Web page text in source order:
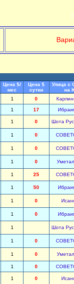
Цена $/
мес
Цена $
сутки
Улица с
на
1 0
1 17
1 0 Шота
1 0
1 0
1 0
1 25
1 50
1 0
1 0
1 Шота
1 0
1 0
1 0
1 0